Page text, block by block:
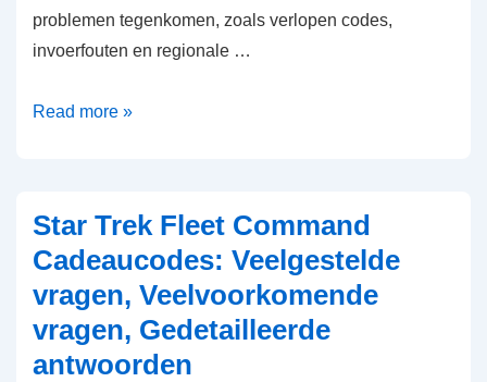
problemen tegenkomen, zoals verlopen codes,
invoerfouten en regionale …
Star
Cadeaucodes:
Veelvoorkomende
problemen,
Probleemoplossingstips,
Ondersteuningsbronnen
Read more »
Star Trek Fleet Command
Cadeaucodes: Veelgestelde
vragen, Veelvoorkomende
vragen, Gedetailleerde
antwoorden